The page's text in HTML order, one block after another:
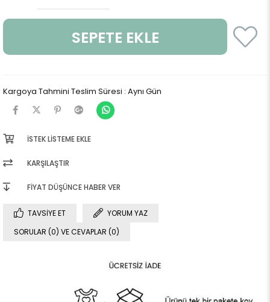
Kargoya Tahmini Teslim Süresi : Aynı Gün
İSTEK LISTEME EKLE
KARŞILAŞTIR
FIYAT DÜŞÜNCE HABER VER
TAVSIYE ET
YORUM YAZ
SORULAR (0) VE CEVAPLAR (0)